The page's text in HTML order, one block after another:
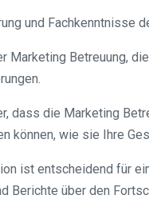
und
Marketing Betreuung,
dass die Marketing
können, wie sie Ihre
ist entscheidend für
Berichte über den